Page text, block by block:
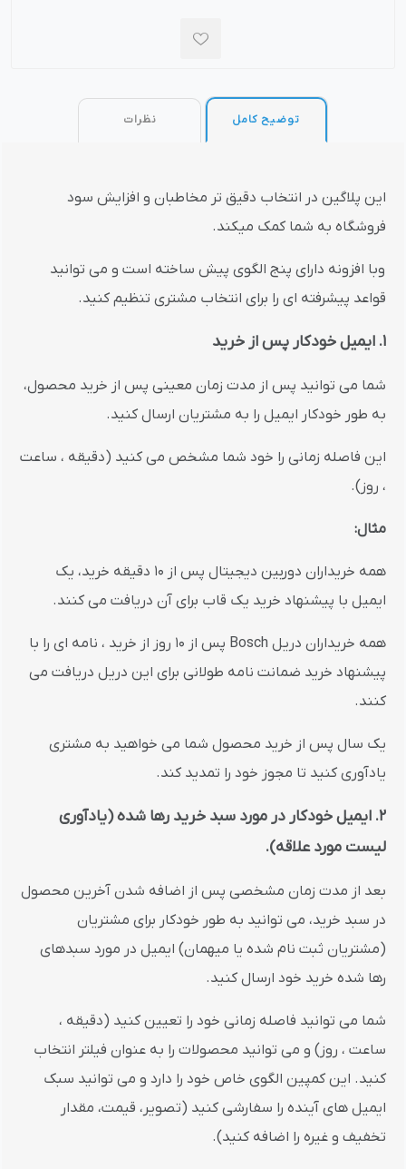
توضیح کامل نظرات
این پلاگین در انتخاب دقیق تر مخاطبان و افزایش سود
فروشگاه به شما کمک میکند.
وبا افزونه دارای پنج الگوی پیش ساخته است و می توانید
قواعد پیشرفته ای را برای انتخاب مشتری تنظیم کنید.
1. ایمیل خودکار پس از خرید
شما می توانید پس از مدت زمان معینی پس از خرید محصول،
به طور خودکار ایمیل را به مشتریان ارسال کنید.
این فاصله زمانی را خود شما مشخص می کنید (دقیقه ، ساعت
، روز).
مثال:
همه خریداران دوربین دیجیتال پس از 10 دقیقه خرید، یک
ایمیل با پیشنهاد خرید یک قاب برای آن دریافت می کنند.
همه خریداران دریل Bosch پس از 10 روز از خرید ، نامه ای را با
پیشنهاد خرید ضمانت نامه طولانی برای این دریل دریافت می
کنند.
یک سال پس از خرید محصول شما می خواهید به مشتری
یادآوری کنید تا مجوز خود را تمدید کند.
2. ایمیل خودکار در مورد سبد خرید رها شده (یادآوری
لیست مورد علاقه).
بعد از مدت زمان مشخصی پس از اضافه شدن آخرین محصول
در سبد خرید، می توانید به طور خودکار برای مشتریان
(مشتریان ثبت نام شده یا میهمان) ایمیل در مورد سبدهای
رها شده خرید خود ارسال کنید.
شما می توانید فاصله زمانی خود را تعیین کنید (دقیقه ،
ساعت ، روز) و می توانید محصولات را به عنوان فیلتر انتخاب
کنید. این کمپین الگوی خاص خود را دارد و می توانید سبک
ایمیل های آینده را سفارشی کنید (تصویر، قیمت، مقدار
تخفیف و غیره را اضافه کنید).